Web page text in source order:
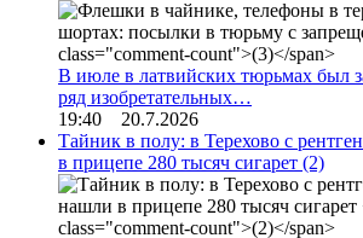
В июле в латвийских тюрьмах был
ряд изобретательных…
19:40 20.7.2026
Тайник в полу: в Терехово с
в прицепе 280 тысяч сигарет (2)